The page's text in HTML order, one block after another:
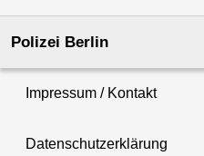
Polizei Berlin
Impressum / Kontakt
Datenschutzerklärung